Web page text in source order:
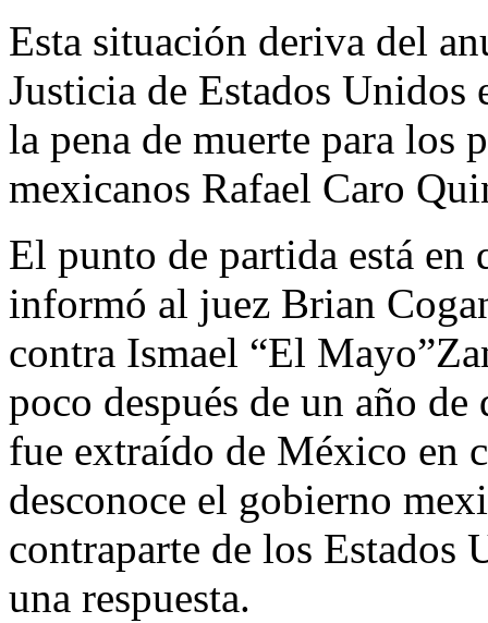
Esta situación deriva del
Justicia de Estados
la pena de muerte para los
mexicanos Rafael Caro
El punto de partida está en
informó al juez Brian
contra Ismael “El
poco después de un año
fue extraído de México en
desconoce el gobierno
contraparte de los Estados
una respuesta.